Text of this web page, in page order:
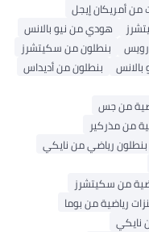
أمريكان إيجل
هودي من نيو بالانس
بنطلون من سكيتشرز
بالانس
بنطلون من أديداس
من جس
من مذركير
بنطلون رياضي من نايكي
من سكيتشرز
رياضية من بوما
نايكي